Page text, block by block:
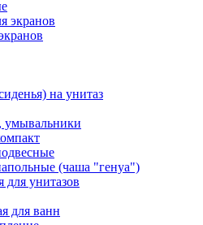
экранов
на унитаз
умывальники
(чаша "генуа")
для унитазов
для ванн